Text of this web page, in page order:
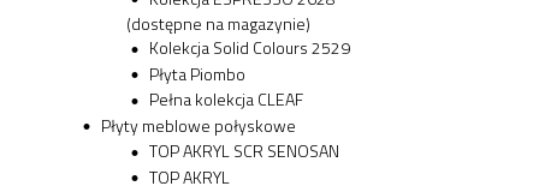
(dostępne na magazynie)
Kolekcja Solid Colours 2529
Płyta Piombo
Pełna kolekcja CLEAF
Płyty meblowe połyskowe
TOP AKRYL SCR SENOSAN
TOP AKRYL